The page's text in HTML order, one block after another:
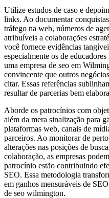
Utilize estudos de caso e
links. Ao documentar
tráfego na web, números de
atribuíveis a colaborações
você fornece evidências
especialmente os de
uma empresa de seo em
convincente que outros
citar. Essas referências
resultar de parcerias bem
Aborde os patrocínios com
além da mera sinalização para
plataformas web, canais de
parceiros. Ao monitorar de
alterações nas posições de
colaboração, as empresas
patrocínio estão contribuindo
SEO. Essa metodologia
em ganhos mensuráveis de
de seo wilmington.